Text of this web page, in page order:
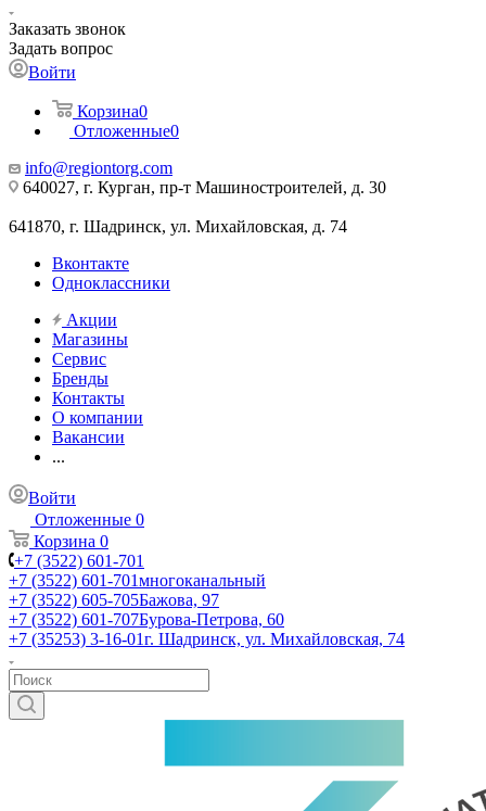
Заказать звонок
Задать вопрос
Войти
Корзина0
Отложенные0
info@regiontorg.com
640027, г. Курган, пр-т Машиностроителей, д. 30
641870, г. Шадринск, ул. Михайловская, д. 74
Вконтакте
Одноклассники
Акции
Магазины
Сервис
Бренды
Контакты
О компании
Вакансии
...
Войти
Отложенные 0
Корзина 0
+7 (3522) 601-701
+7 (3522) 601-701многоканальный
+7 (3522) 605-705Бажова, 97
+7 (3522) 601-707Бурова-Петрова, 60
+7 (35253) 3-16-01г. Шадринск, ул. Михайловская, 74